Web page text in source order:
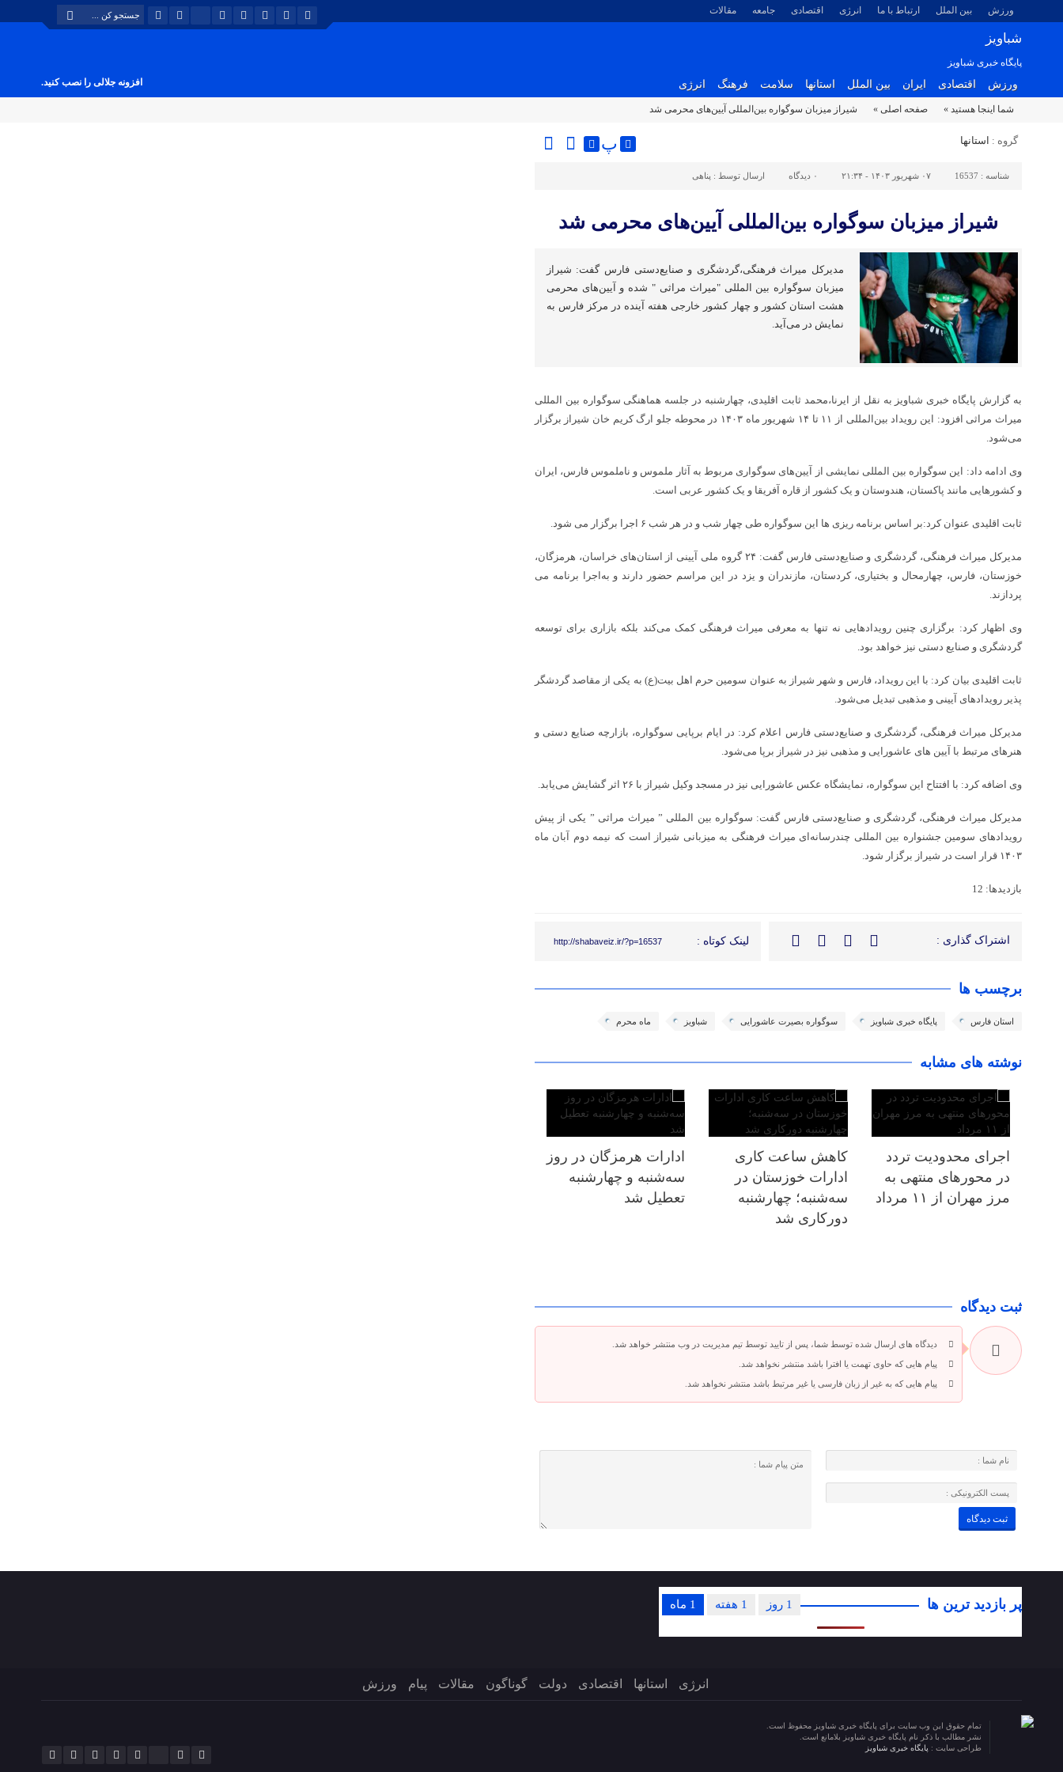
ورزش بین الملل ارتباط با ما انرژی اقتصادی جامعه مقالات
شباویز
پایگاه خبری شباویز
ورزش اقتصادی ایران بین الملل استانها سلامت فرهنگ انرژی افزونه جلالی را نصب کنید.
شما اینجا هستید » صفحه اصلی » شیراز میزبان سوگواره بین‌المللی آیین‌های محرمی شد
گروه : استانها پ
شناسه : 16537 ۰۷ شهریور ۱۴۰۳ - ۲۱:۳۴ ۰ دیدگاه ارسال توسط : پناهی
شیراز میزبان سوگواره بین‌المللی آیین‌های محرمی شد
مدیرکل میراث فرهنگی،گردشگری و صنایع‌دستی فارس گفت: شیراز
میزبان سوگواره بین المللی "میراث مراثی " شده و آیین‌های محرمی
هشت استان کشور و چهار کشور خارجی هفته آینده در مرکز فارس به
نمایش در می‌آید.
به گزارش پایگاه خبری شباویز به نقل از ایرنا،محمد ثابت اقلیدی، چهارشنبه در جلسه هماهنگی سوگواره بین المللی
میراث مراثی افزود: این رویداد بین‌المللی از ۱۱ تا ۱۴ شهریور ماه ۱۴۰۳ در محوطه جلو ارگ کریم خان شیراز برگزار
می‌شود.
وی ادامه داد: این سوگواره بین المللی نمایشی از آیین‌های سوگواری مربوط به آثار ملموس و ناملموس فارس، ایران
و کشورهایی مانند پاکستان، هندوستان و یک کشور از قاره آفریقا و یک کشور عربی است.
ثابت اقلیدی عنوان کرد:بر اساس برنامه ریزی ها این سوگواره طی چهار شب و در هر شب ۶ اجرا برگزار می شود.
مدیرکل میراث فرهنگی، گردشگری و صنایع‌دستی فارس گفت: ۲۴ گروه ملی آیینی از استان‌های خراسان، هرمزگان،
خوزستان، فارس، چهارمحال و بختیاری، کردستان، مازندران و یزد در این مراسم حضور دارند و به‌اجرا برنامه می
پردازند.
وی اظهار کرد: برگزاری چنین رویدادهایی نه تنها به معرفی میراث فرهنگی کمک می‌کند بلکه بازاری برای توسعه
گردشگری و صنایع دستی نیز خواهد بود.
ثابت اقلیدی بیان کرد: با این رویداد، فارس و شهر شیراز به عنوان سومین حرم اهل بیت(ع) به یکی از مقاصد گردشگر
پذیر رویدادهای آیینی و مذهبی تبدیل می‌شود.
مدیرکل میراث فرهنگی، گردشگری و صنایع‌دستی فارس اعلام کرد: در ایام برپایی سوگواره، بازارچه صنایع دستی و
هنرهای مرتبط با آیین های عاشورایی و مذهبی نیز در شیراز برپا می‌شود.
وی اضافه کرد: با افتتاح این سوگواره، نمایشگاه عکس عاشورایی نیز در مسجد وکیل شیراز با ۲۶ اثر گشایش می‌یابد.
مدیرکل میراث فرهنگی، گردشگری و صنایع‌دستی فارس گفت: سوگواره بین المللی ” میراث مراثی ” یکی از پیش
رویدادهای سومین جشنواره بین المللی چندرسانه‌ای میراث فرهنگی به میزبانی شیراز است که نیمه دوم آبان ماه
۱۴۰۳ قرار است در شیراز برگزار شود.
بازدیدها: 12
اشتراک گذاری : لینک کوتاه : http://shabaveiz.ir/?p=16537
برچسب ها
استان فارس پایگاه خبری شباویز سوگواره بصیرت عاشورایی شباویز ماه محرم
نوشته های مشابه
اجرای محدودیت تردد
در محورهای منتهی به
مرز مهران از ۱۱ مرداد
کاهش ساعت کاری
ادارات خوزستان در
سه‌شنبه؛ چهارشنبه
دورکاری شد
ادارات هرمزگان در روز
سه‌شنبه و چهارشنبه
تعطیل شد
ثبت دیدگاه
دیدگاه های ارسال شده توسط شما، پس از تایید توسط تیم مدیریت در وب منتشر خواهد شد.
پیام هایی که حاوی تهمت یا افترا باشد منتشر نخواهد شد.
پیام هایی که به غیر از زبان فارسی یا غیر مرتبط باشد منتشر نخواهد شد.
پر بازدید ترین ها 1 ماه 1 هفته 1 روز
انرژی استانها اقتصادی دولت گوناگون مقالات پیام ورزش
تمام حقوق این وب سایت برای پایگاه خبری شباویز محفوظ است.
نشر مطالب با ذکر نام پایگاه خبری شباویز بلامانع است.
طراحی سایت : پایگاه خبری شباویز